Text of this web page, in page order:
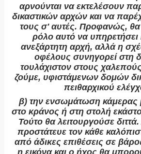
αρνούνται να εκτελέσουν
δικαστικών αρχών και να
τους σ' αυτές. Προφανώς,
ρόλο αυτό να υπηρετήσει
ανεξάρτητη αρχή, αλλά η
οφέλους συνηγορεί στη
τουλάχιστον στους
ζούμε, υφιστάμενων δομών
πειθαρχικού
β) την ενσωμάτωση κάμερας
στο κράνος ή στη στολή
Τούτο θα λειτουργούσε
προστάτευε τον κάθε
από άδικες επιθέσεις σε